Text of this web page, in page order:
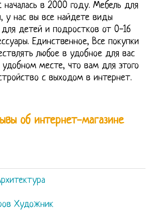
в 2000 году. Мебель для
у нас вы все найдете виды
детей и подростков от 0-16
Единственное, Все покупки
любое в удобное для вас
месте, что вам для этого
с выходом в интернет.
об интернет-магазине
Художник